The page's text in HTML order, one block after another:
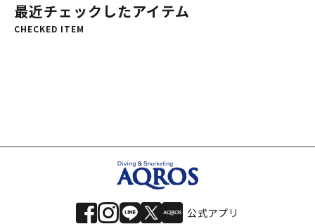
最近チェックしたアイテム
CHECKED ITEM
公式アプリ